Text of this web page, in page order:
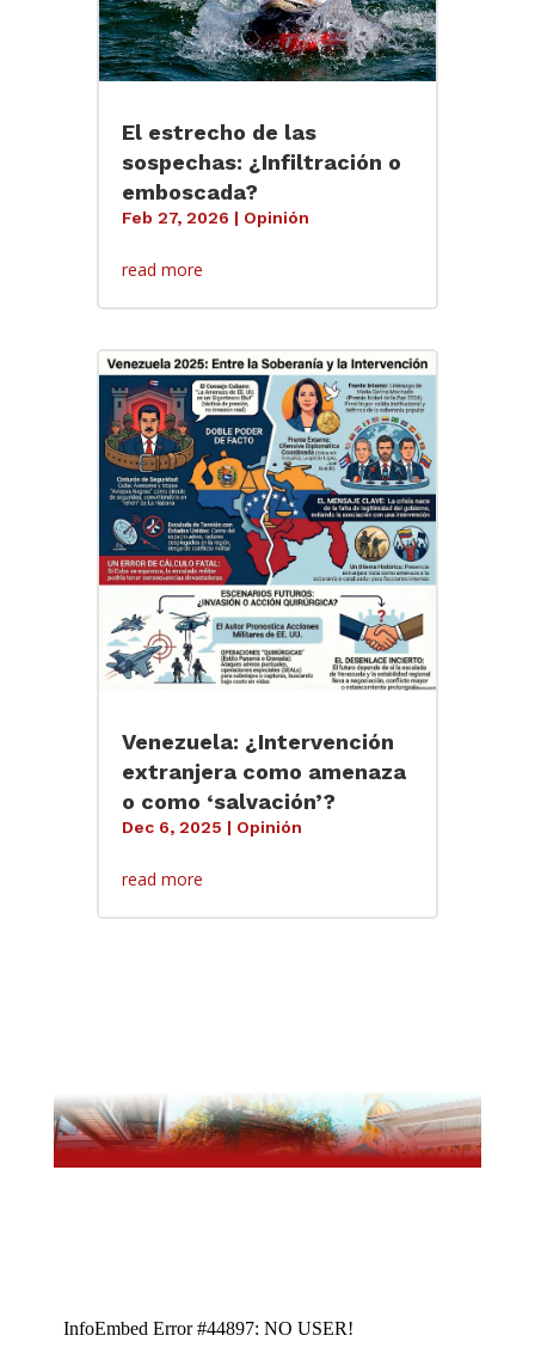
El estrecho de las
sospechas: ¿Infiltración o
emboscada?
Feb 27, 2026 | Opinión
read more
Venezuela: ¿Intervención
extranjera como amenaza
o como ‘salvación’?
Dec 6, 2025 | Opinión
read more